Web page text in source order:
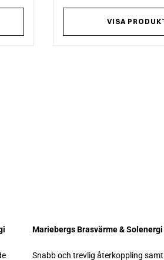
900 kr.
VISA